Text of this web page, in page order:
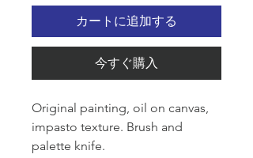
カートに追加する
今すぐ購入
Original painting, oil on canvas,
impasto texture. Brush and
palette knife.